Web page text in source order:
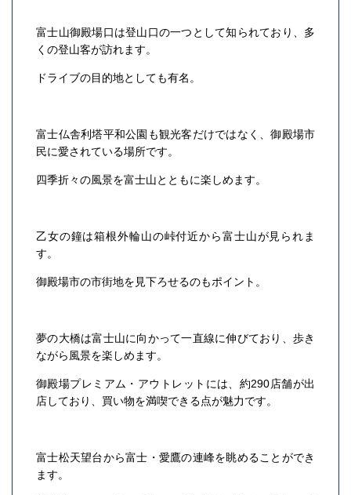
富士山御殿場口は登山口の一つとして知られており、多
くの登山客が訪れます。
ドライブの目的地としても有名。
富士仏舎利塔平和公園も観光客だけではなく、御殿場市
民に愛されている場所です。
四季折々の風景を富士山とともに楽しめます。
乙女の鐘は箱根外輪山の峠付近から富士山が見られま
す。
御殿場市の市街地を見下ろせるのもポイント。
夢の大橋は富士山に向かって一直線に伸びており、歩き
ながら風景を楽しめます。
御殿場プレミアム・アウトレットには、約290店舗が出
店しており、買い物を満喫できる点が魅力です。
富士松天望台から富士・愛鷹の連峰を眺めることができ
ます。